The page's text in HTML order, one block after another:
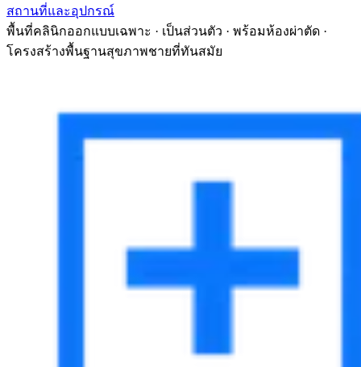
สถานที่และอุปกรณ์
พื้นที่คลินิกออกแบบเฉพาะ · เป็นส่วนตัว · พร้อมห้องผ่าตัด ·
โครงสร้างพื้นฐานสุขภาพชายที่ทันสมัย